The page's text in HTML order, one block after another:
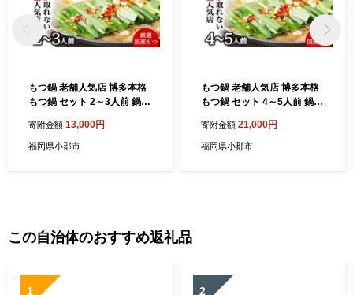
もつ鍋 老舗人気店 博多本格
もつ鍋 セット 2～3人前 鍋
お肉 ※配送不可:離島
寄附金額 13,000円
福岡県小郡市
もつ鍋 老舗人気店 博多本格
もつ鍋 セット 4～5人前 鍋
お肉 ※配送不可:離島
寄附金額 21,000円
福岡県小郡市
この自治体のおすすめ返礼品
1 2